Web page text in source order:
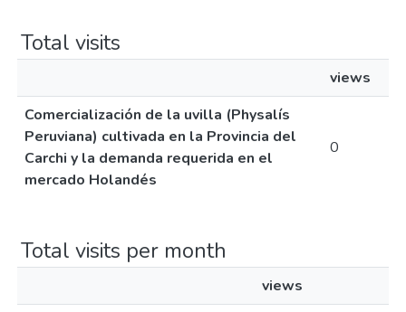
Total visits
views
Comercialización de la uvilla (Physalís
Peruviana) cultivada en la Provincia del
Carchi y la demanda requerida en el
mercado Holandés
0
Total visits per month
views